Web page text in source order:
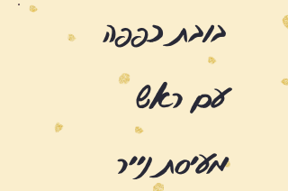
בובת כפפה
עם ראש
מעיסת נייר